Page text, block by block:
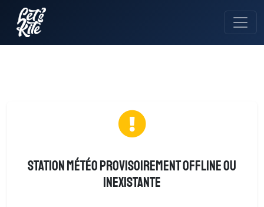
Station météo provisoirement offline ou
inexistante